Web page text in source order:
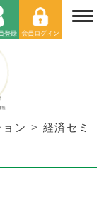
ン > 経済セミ